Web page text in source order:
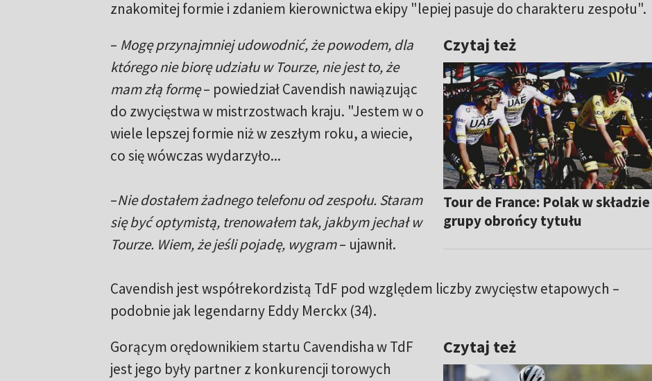
znakomitej formie i zdaniem kierownictwa ekipy "lepiej pasuje do charakteru zespołu".
Czytaj też
Tour de France: Polak w składzie
grupy obrońcy tytułu
– Mogę przynajmniej udowodnić, że powodem, dla
którego nie biorę udziału w Tourze, nie jest to, że
mam złą formę– powiedział Cavendish nawiązując
do zwycięstwa w mistrzostwach kraju. "Jestem w o
wiele lepszej formie niż w zeszłym roku, a wiecie,
co się wówczas wydarzyło...
–Nie dostałem żadnego telefonu od zespołu. Staram
się być optymistą, trenowałem tak, jakbym jechał w
Tourze. Wiem, że jeśli pojadę, wygram– ujawnił.
Cavendish jest współrekordzistą TdF pod względem liczby zwycięstw etapowych –
podobnie jak legendarny Eddy Merckx (34).
Czytaj też
Gorącym orędownikiem startu Cavendisha w TdF
jest jego były partner z konkurencji torowych